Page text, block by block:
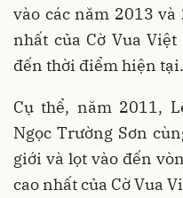
vào các năm 2013
nhất của Cờ Vua
đến thời điểm hiện tại.
Cụ thể, năm 2011,
Ngọc Trường Sơn
giới và lọt vào đến
cao nhất của Cờ Vua